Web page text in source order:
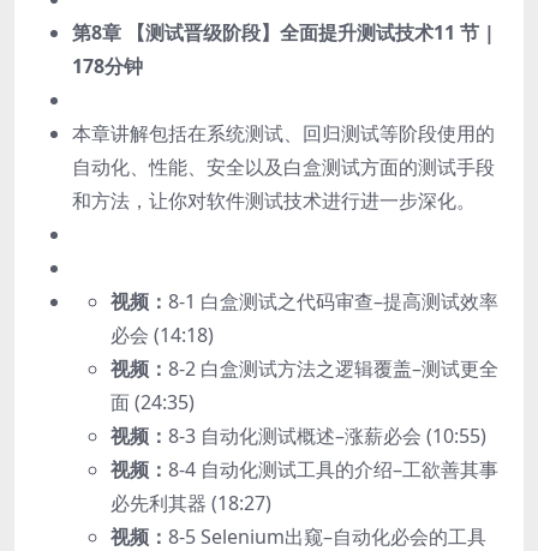
第8章 【测试晋级阶段】全面提升测试技术11 节 |
178分钟
本章讲解包括在系统测试、回归测试等阶段使用的
自动化、性能、安全以及白盒测试方面的测试手段
和方法，让你对软件测试技术进行进一步深化。
视频： 8-1 白盒测试之代码审查–提高测试效率
必会 (14:18)
视频： 8-2 白盒测试方法之逻辑覆盖–测试更全
面 (24:35)
视频： 8-3 自动化测试概述–涨薪必会 (10:55)
视频： 8-4 自动化测试工具的介绍–工欲善其事
必先利其器 (18:27)
视频： 8-5 Selenium出窥–自动化必会的工具